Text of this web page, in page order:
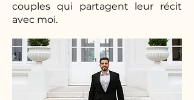
couples qui partagent leur récit
avec moi.